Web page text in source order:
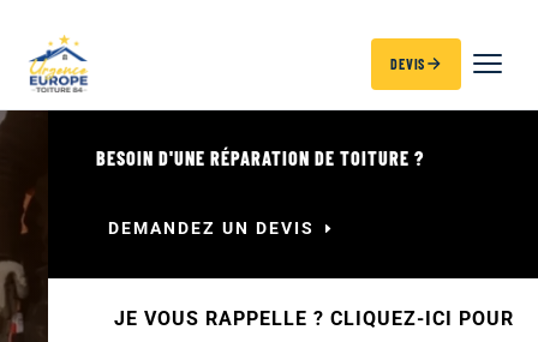
DEVIS
BESOIN D'UNE RÉPARATION DE TOITURE ?
DEMANDEZ UN DEVIS
JE VOUS RAPPELLE ? CLIQUEZ-ICI POUR